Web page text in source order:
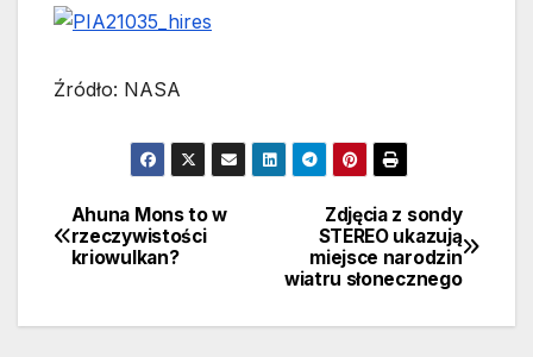
Źródło: NASA
Nawigacja
wpisu
Zdjęcia z sondy
STEREO ukazują
miejsce narodzin
wiatru słonecznego
Ahuna Mons to w
rzeczywistości
kriowulkan?